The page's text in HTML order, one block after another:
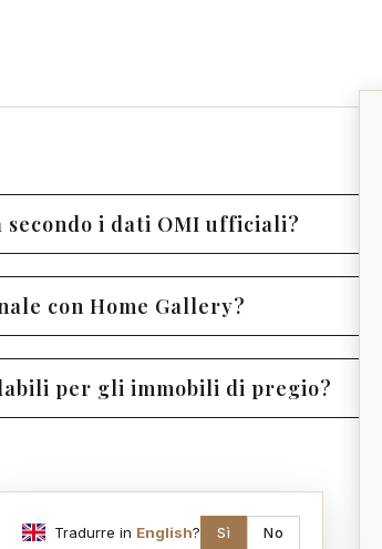
i dati OMI ufficiali?
con Home Gallery?
per gli immobili di pregio?
ai act accedi
Tradurre in English? Sì No